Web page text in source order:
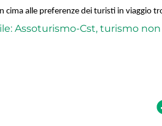
cima alle preferenze dei turisti in viaggio
Assoturismo-Cst, turismo